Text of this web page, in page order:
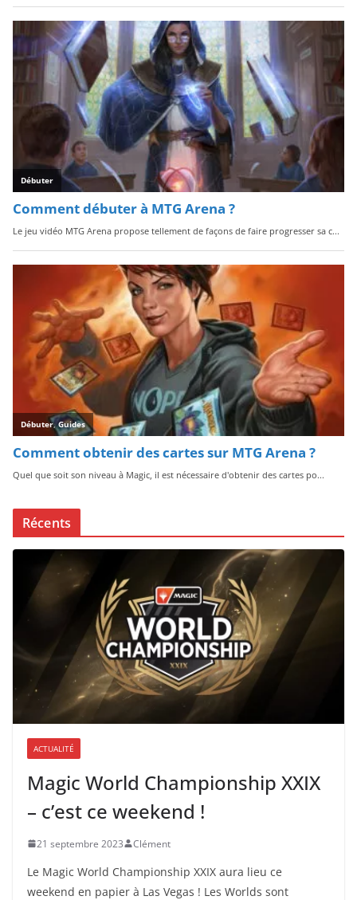
Récents
ACTUALITÉ
Magic World Championship XXIX
– c’est ce weekend !
21 septembre 2023 Clément
Le Magic World Championship XXIX aura lieu ce
weekend en papier à Las Vegas ! Les Worlds sont